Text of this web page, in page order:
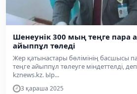
Шенеунік 300 мың теңге пара
айыппұл төледі
Жер қатынастары бөлімінің басшысы
теңге айыппұл төлеуге міндеттелді,
kznews.kz. Ыр...
3 қараша 2025